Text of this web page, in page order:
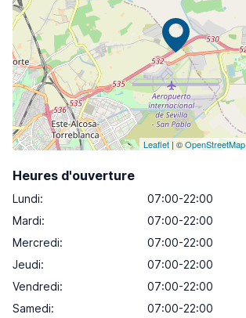
Leaflet | ©OpenStreetMap
Heures d'ouverture
Lundi:
07:00-22:00
Mardi:
07:00-22:00
Mercredi:
07:00-22:00
Jeudi:
07:00-22:00
Vendredi:
07:00-22:00
Samedi:
07:00-22:00